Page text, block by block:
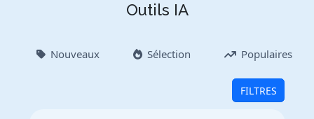
Outils IA
Nouveaux Sélection Populaires
FILTRES